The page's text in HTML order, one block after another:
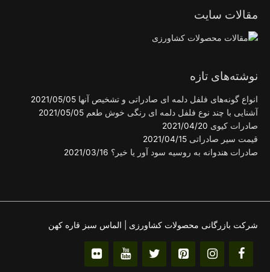
مقالات سایت
نوشته‌های تازه
انواع گونه‌های فلفل دلمه ای صادراتی و تشخیص آنها 2021/05/05
آشنایی با چند نوع فلفل دلمه ای رنگی خوش طعم 2021/05/05
صادرات کیوی 2021/04/20
قیمت سیر صادراتی 2021/04/15
صادرات هندوانه به روسیه سود آور یا خیر؟ 2021/03/16
شرکت بازرگانی محصولات کشاورزی | الماس سبز قاره کهن